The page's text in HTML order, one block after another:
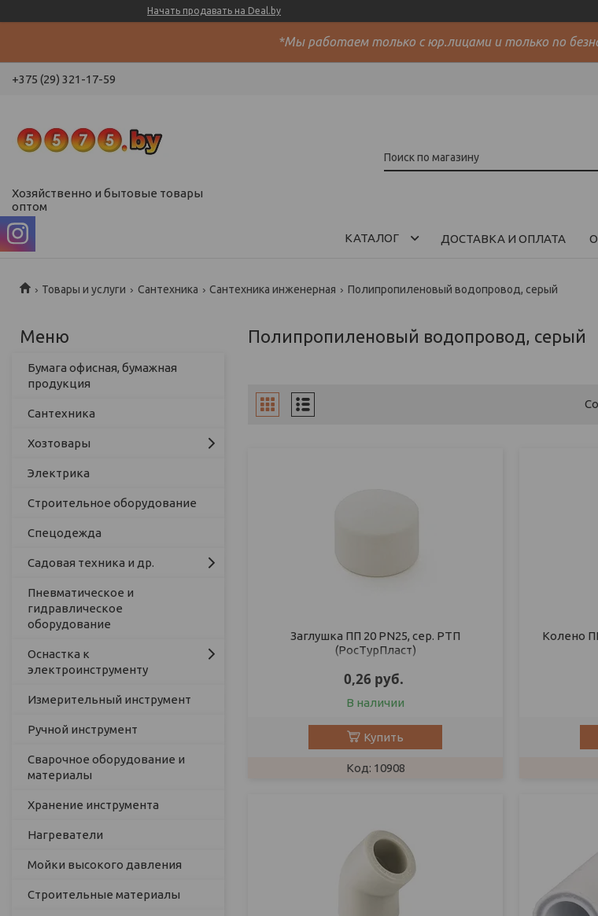
Начать продавать на Deal.by
*Мы работаем только с юр.лицами и только по
+375 (29) 321-17-59
Хозяйственно и бытовые товары
оптом
КАТАЛОГ ДОСТАВКА И ОПЛАТА
Товары и услуги Сантехника Сантехника инженерная Полипропиленовый водопровод, серый
Полипропиленовый водопровод, серый
Заглушка ПП 20 PN25, сер. РТП
(РосТурПласт)
0,26 руб.
В наличии
Купить
10908
Колено
Бумага офисная, бумажная
продукция
Сантехника
Хозтовары
Электрика
Строительное оборудование
Спецодежда
Садовая техника и др.
Пневматическое и
гидравлическое
оборудование
Оснастка к
электроинструменту
Измерительный инструмент
Ручной инструмент
Сварочное оборудование и
материалы
Хранение инструмента
Нагреватели
Мойки высокого давления
Строительные материалы